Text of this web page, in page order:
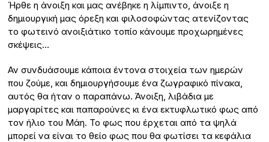
Ήρθε η άνοιξη και μας ανέβηκε η λίμπιντο, άνοιξε η
δημιουργική μας όρεξη και φιλοσοφώντας ατενίζοντας
το φωτεινό ανοιξιάτικο τοπίο κάνουμε προχωρημένες
σκέψεις…
Αν συνδυάσουμε κάποια έντονα στοιχεία των ημερών
που ζούμε, και δημιουργήσουμε ένα ζωγραφικό πίνακα,
αυτός θα ήταν ο παραπάνω. Άνοιξη, λιβάδια με
μαργαρίτες και παπαρούνες κι ένα εκτυφλωτικό φως από
τον ήλιο του Μάη. Το φως που έρχεται από τα ψηλά
μπορεί να είναι το θείο φως που θα φωτίσει τα κεφάλια